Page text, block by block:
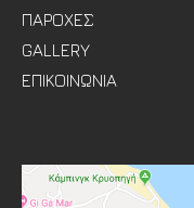
ΠΑΡΟΧΕΣ
GALLERY
ΕΠΙΚΟΙΝΩΝΙΑ